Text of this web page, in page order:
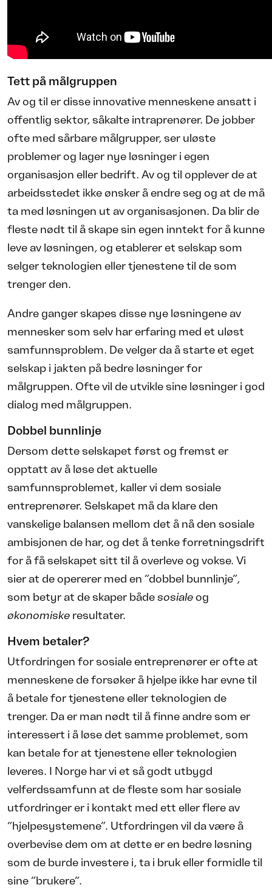
Tett på målgruppen
Av og til er disse innovative menneskene ansatt i
offentlig sektor, såkalte intraprenører. De jobber
ofte med sårbare målgrupper, ser uløste
problemer og lager nye løsninger i egen
organisasjon eller bedrift. Av og til opplever de at
arbeidsstedet ikke ønsker å endre seg og at de må
ta med løsningen ut av organisasjonen. Da blir de
fleste nødt til å skape sin egen inntekt for å kunne
leve av løsningen, og etablerer et selskap som
selger teknologien eller tjenestene til de som
trenger den.
Andre ganger skapes disse nye løsningene av
mennesker som selv har erfaring med et uløst
samfunnsproblem. De velger da å starte et eget
selskap i jakten på bedre løsninger for
målgruppen. Ofte vil de utvikle sine løsninger i god
dialog med målgruppen.
Dobbel bunnlinje
Dersom dette selskapet først og fremst er
opptatt av å løse det aktuelle
samfunnsproblemet, kaller vi dem sosiale
entreprenører. Selskapet må da klare den
vanskelige balansen mellom det å nå den sosiale
ambisjonen de har, og det å tenke forretningsdrift
for å få selskapet sitt til å overleve og vokse. Vi
sier at de opererer med en “dobbel bunnlinje”,
som betyr at de skaper både sosialeog
økonomiske resultater.
Hvem betaler?
Utfordringen for sosiale entreprenører er ofte at
menneskene de forsøker å hjelpe ikke har evne til
å betale for tjenestene eller teknologien de
trenger. Da er man nødt til å finne andre som er
interessert i å løse det samme problemet, som
kan betale for at tjenestene eller teknologien
leveres. I Norge har vi et så godt utbygd
velferdssamfunn at de fleste som har sosiale
utfordringer er i kontakt med ett eller flere av
“hjelpesystemene”. Utfordringen vil da være å
overbevise dem om at dette er en bedre løsning
som de burde investere i, ta i bruk eller formidle til
sine “brukere”.